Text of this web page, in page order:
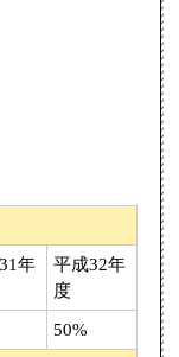
年
平成32年
度
50%